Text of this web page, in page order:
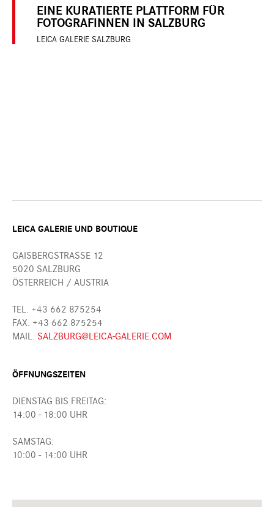
EINE KURATIERTE PLATTFORM FÜR
FOTOGRAFINNEN IN SALZBURG
LEICA GALERIE SALZBURG
LEICA GALERIE UND BOUTIQUE
GAISBERGSTRASSE 12
5020 SALZBURG
ÖSTERREICH / AUSTRIA
TEL. +43 662 875254
FAX. +43 662 875254
MAIL. SALZBURG@LEICA-GALERIE.COM
ÖFFNUNGSZEITEN
DIENSTAG BIS FREITAG:
14:00 - 18:00 UHR
SAMSTAG:
10:00 - 14:00 UHR